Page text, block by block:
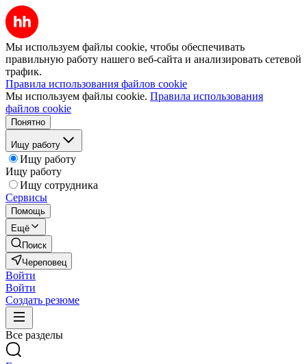
Мы используем файлы cookie, чтобы обеспечивать
правильную работу нашего веб-сайта и анализировать сетевой
трафик.
Правила использования файлов cookie
Мы используем файлы cookie. Правила использования
файлов cookie
Понятно
Ищу работу
Ищу работу
Ищу работу
Ищу сотрудника
Сервисы
Помощь
Ещё
Поиск
Череповец
Войти
Войти
Создать резюме
Все разделы